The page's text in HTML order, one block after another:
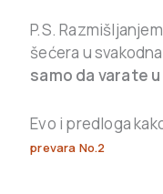
P.S.
šećera u
samo da varate
Evo i predloga
prevara No.2